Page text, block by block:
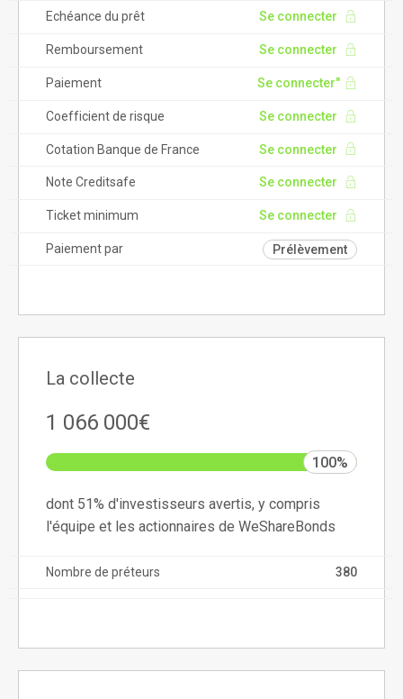
Echéance du prêt Se connecter
Remboursement Se connecter
Paiement Se connecter"
Coefficient de risque Se connecter
Cotation Banque de France Se connecter
Note Creditsafe Se connecter
Ticket minimum Se connecter
Paiement par Prélèvement
La collecte
1 066 000€
100%
dont 51% d'investisseurs avertis, y compris
l'équipe et les actionnaires de WeShareBonds
Nombre de préteurs 380